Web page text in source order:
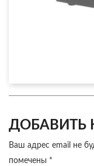
ДОБАВИТЬ
Ваш адрес email не
помечены *